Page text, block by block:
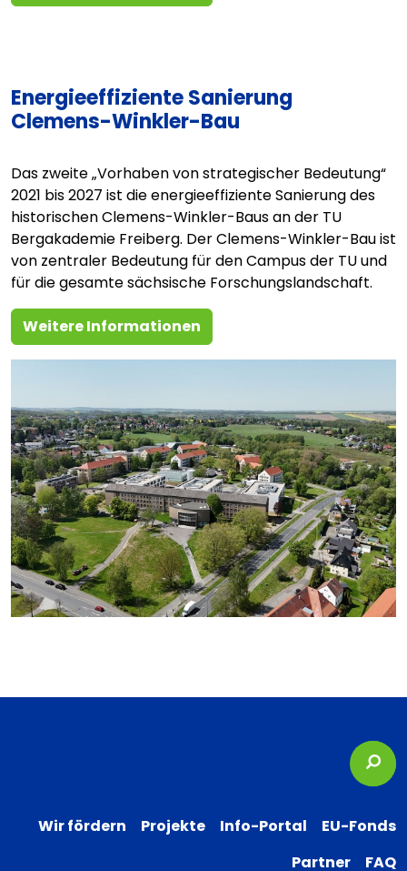
Energieeffiziente Sanierung
Clemens-Winkler-Bau
Das zweite „Vorhaben von strategischer Bedeutung“
2021 bis 2027 ist die energieeffiziente Sanierung des
historischen Clemens-Winkler-Baus an der TU
Bergakademie Freiberg. Der Clemens-Winkler-Bau ist
von zentraler Bedeutung für den Campus der TU und
für die gesamte sächsische Forschungslandschaft.
Weitere Informationen
Wir fördern Projekte Info-Portal
EU-Fonds
Partner
FAQ